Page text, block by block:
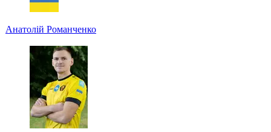
Анатолій Романченко